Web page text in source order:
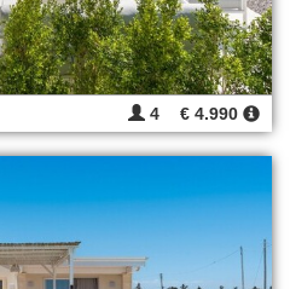
4 € 4.990